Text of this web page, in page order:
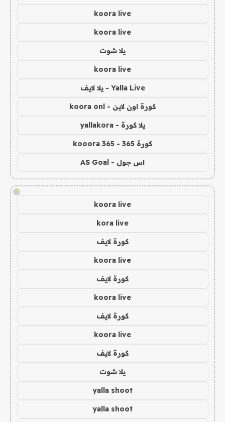
koora live
koora live
يلا شوت
koora live
Yalla Live - يلا لايف
كورة اون لاين - koora onl
يلا كورة - yallakora
كورة 365 - kooora 365
اس جول - AS Goal
!
koora live
kora live
كورة لايف
koora live
كورة لايف
koora live
كورة لايف
koora live
كورة لايف
يلا شوت
yalla shoot
yalla shoot